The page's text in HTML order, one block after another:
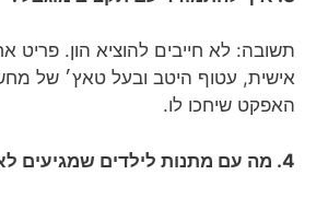
תשובה: לא חייבים להוציא הון.
אישית, עטוף היטב ובעל טאץ׳ של
האפקט שיחכו לו.
4. מה עם מתנות לילדים שמגיעים לאירוע?